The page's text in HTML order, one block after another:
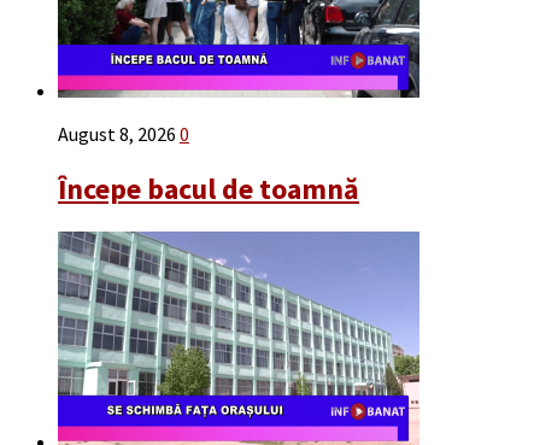
August 8, 2026 0
Începe bacul de toamnă